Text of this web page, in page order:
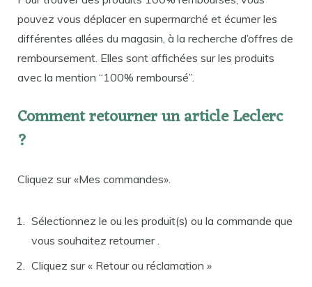
pouvez vous déplacer en supermarché et écumer les
différentes allées du magasin, à la recherche d’offres de
remboursement. Elles sont affichées sur les produits
avec la mention “100% remboursé”.
Comment retourner un article Leclerc
?
Cliquez sur «Mes commandes».
Sélectionnez le ou les produit(s) ou la commande que
vous souhaitez retourner .
Cliquez sur « Retour ou réclamation »